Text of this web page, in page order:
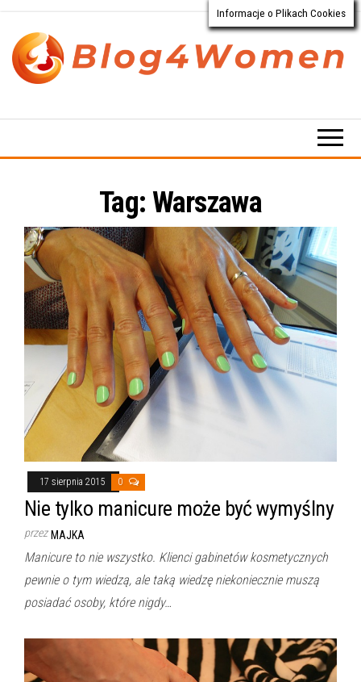
treści
o dla
Tag: Warszawa
17 sierpnia 2015 0
Nie tylko manicure może być wymyślny
przez MAJKA
Manicure to nie wszystko. Klienci gabinetów kosmetycznych
pewnie o tym wiedzą, ale taką wiedzę niekoniecznie muszą
posiadać osoby, które nigdy…
Informacje o Plikach Cookies